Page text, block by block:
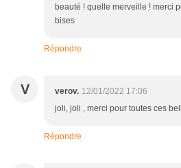
beauté ! quelle merveille ! merci
bises
Répondre
V verov. 12/01/2022 17:06
joli, joli , merci pour toutes ces
Répondre